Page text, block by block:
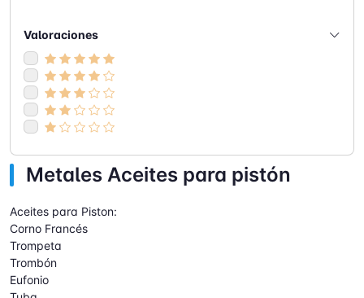
Valoraciones
Metales Aceites para pistón
Aceites para Piston:
Corno Francés
Trompeta
Trombón
Eufonio